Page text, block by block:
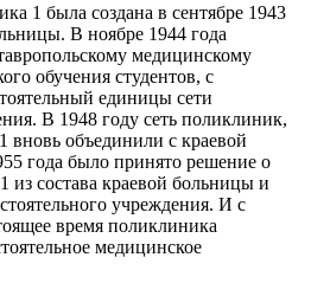
1 была создана в сентябре 1943
В ноябре 1944 года
медицинскому
обучения студентов, с
единицы сети
В 1948 году сеть поликлиник,
объединили с краевой
года было принято решение о
состава краевой больницы и
учреждения. И с
время поликлиника
медицинское